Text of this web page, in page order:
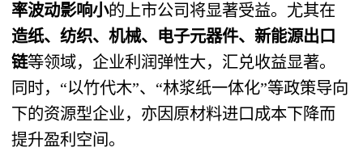
率波动影响小的上市公司将显著受益。尤其在
造纸、纺织、机械、电子元器件、新能源出口
链等领域，企业利润弹性大，汇兑收益显著。
同时，“以竹代木”、“林浆纸一体化”等政策导向
下的资源型企业，亦因原材料进口成本下降而
提升盈利空间。